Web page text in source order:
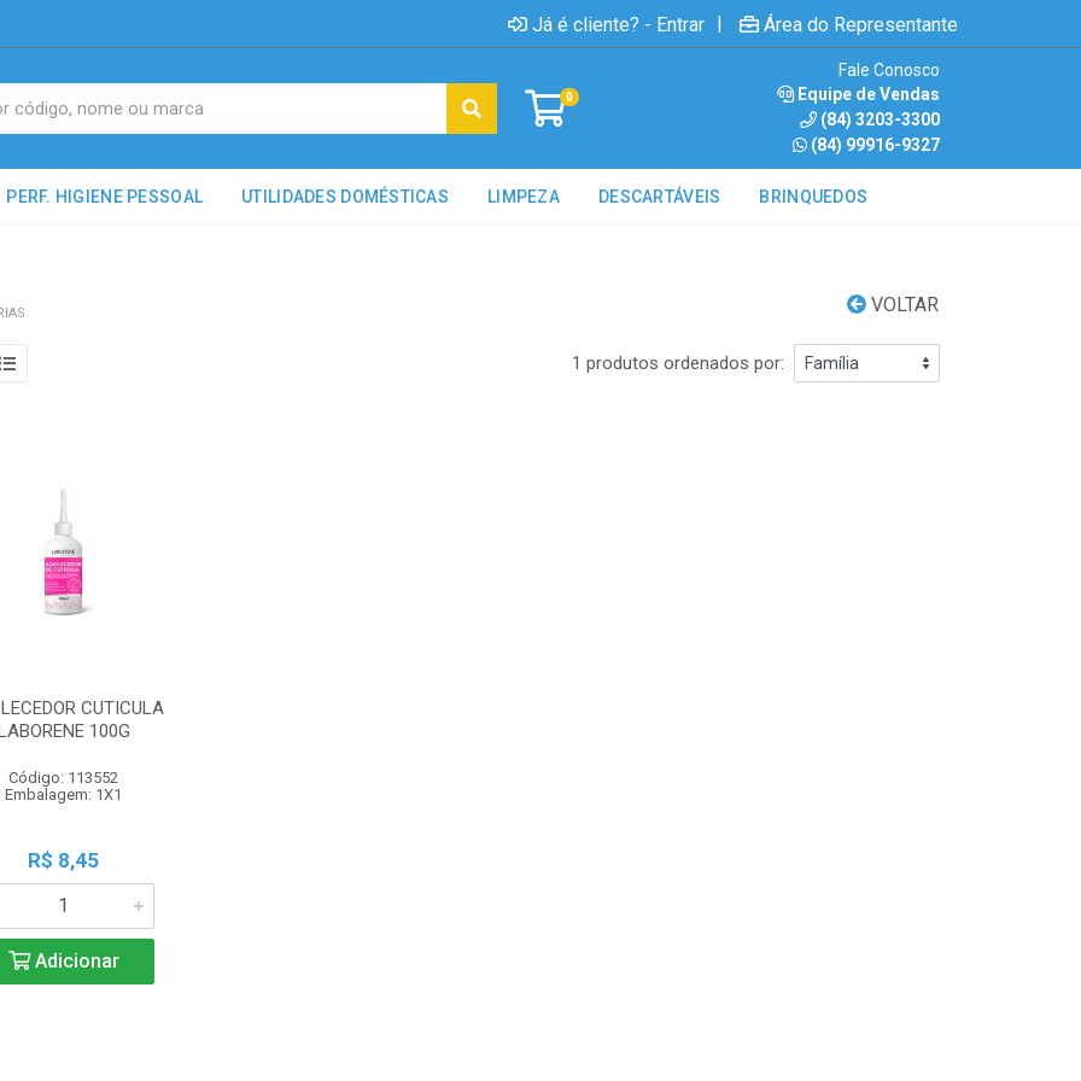
Já é cliente? - Entrar | Área do Representante
0
Fale Conosco
Equipe de Vendas
(84) 3203-3300
(84) 99916-9327
PERF. HIGIENE PESSOAL UTILIDADES DOMÉSTICAS LIMPEZA DESCARTÁVEIS BRINQUEDOS
VOLTAR
1 produtos ordenados por:
CUTICULA
100G
Código: 113552
Embalagem: 1X1
R$ 8,45
Adicionar